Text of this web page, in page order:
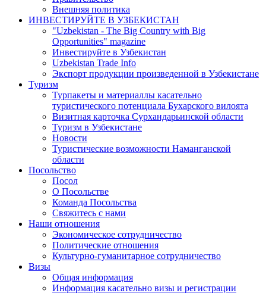
Внешняя политика
ИНВЕСТИРУЙТЕ В УЗБЕКИСТАН
"Uzbekistan - The Big Country with Big
Opportunities" magazine
Инвестируйте в Узбекистан
Uzbekistan Trade Info
Экспорт продукции произведенной в Узбекистане
Туризм
Турпакеты и материаллы касательно
туристического потенциала Бухарского вилоята
Визитная карточка Сурхандарьинской области
Туризм в Узбекистане
Новости
Туристические возможности Наманганской
области
Посольство
Посол
О Посольстве
Команда Посольства
Свяжитесь с нами
Наши отношения
Экономическое сотрудничество
Политические отношения
Культурно-гуманитарное сотрудничество
Визы
Общая информация
Информация касательно визы и регистрации